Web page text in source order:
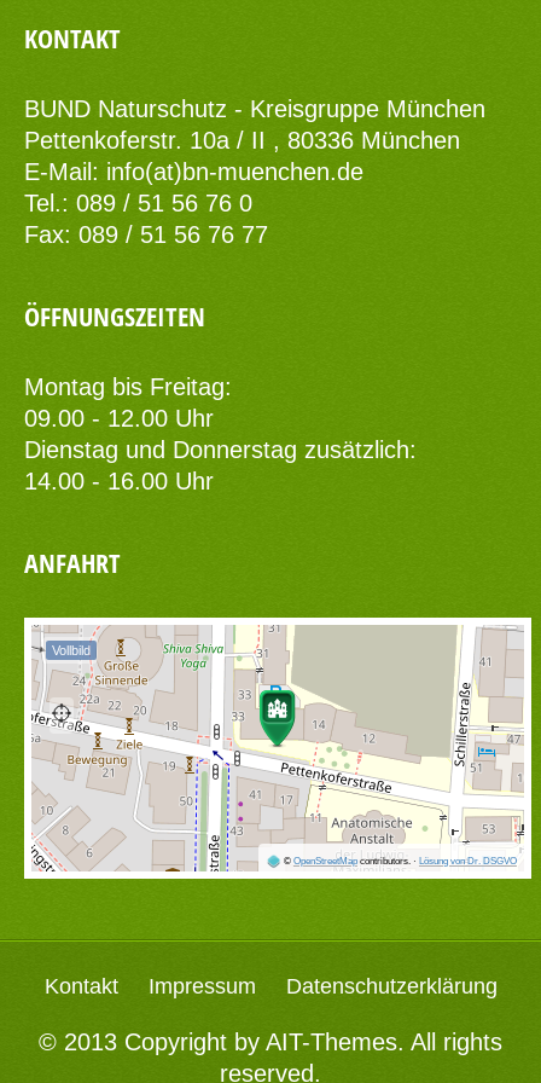
KONTAKT
BUND Naturschutz - Kreisgruppe München
Pettenkoferstr. 10a / II , 80336 München
E-Mail: info(at)bn-muenchen.de
Tel.: 089 / 51 56 76 0
Fax: 089 / 51 56 76 77
ÖFFNUNGSZEITEN
Montag bis Freitag:
09.00 - 12.00 Uhr
Dienstag und Donnerstag zusätzlich:
14.00 - 16.00 Uhr
ANFAHRT
© OpenStreetMapcontributors. · Lösung von Dr. DSGVO
Vollbild
Kontakt Impressum Datenschutzerklärung
© 2013 Copyright by AIT-Themes. All rights
reserved.